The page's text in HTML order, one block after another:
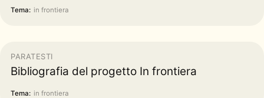
Tema: in frontiera
PARATESTI
Bibliografia del progetto In frontiera
Tema: in frontiera